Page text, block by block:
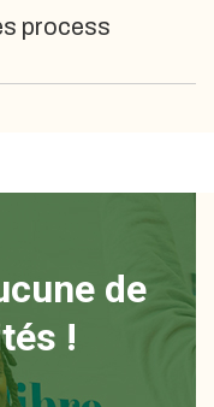
process
de
!